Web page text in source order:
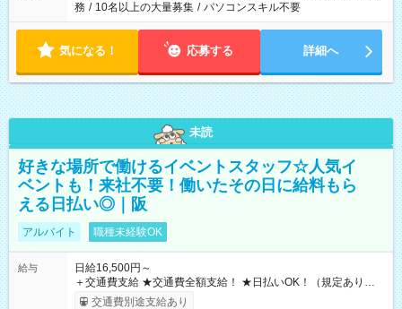
務 / 10名以上の大量募集 / パソコンスキル不要
気になる！ 応募する 詳細へ
未読
好きな場所で働けるイベントスタッフ☆人気イ
ベントも！来社不要！働いたその日に給料もら
える日払い◎｜阪
アルバイト 職種未経験OK
給与
日給16,500円～
＋交通費支給 ★交通費全額支給！ ★日払いOK！（規定あり） ┗
働いたその日に現金GET♪ お仕事後はコンビニATMから 日払
交通費別途支給あり